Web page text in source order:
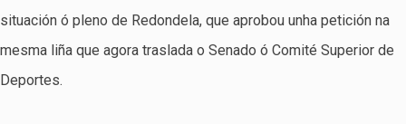
situación ó pleno de Redondela, que aprobou unha petición na
mesma liña que agora traslada o Senado ó Comité Superior de
Deportes.